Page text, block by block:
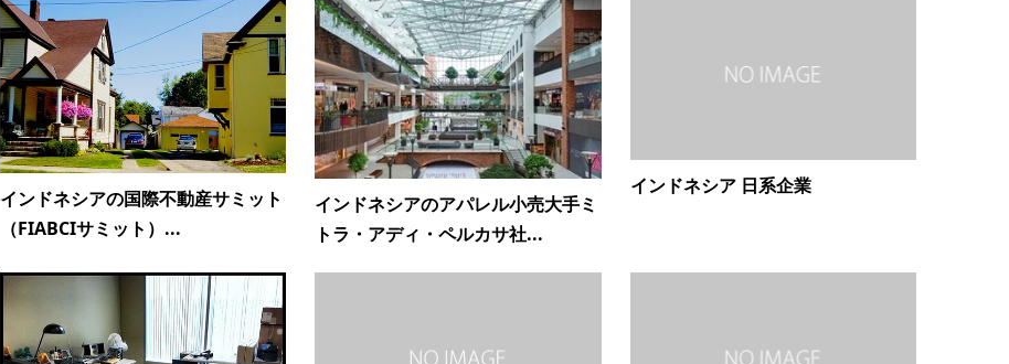
インドネシアの国際不動産サミット
（FIABCIサミット）...
インドネシアのアパレル小売大手ミ
トラ・アディ・ペルカサ社...
インドネシア 日系企業